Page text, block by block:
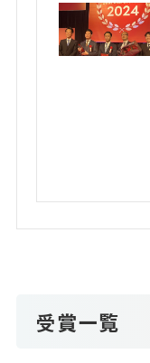
受賞一覧